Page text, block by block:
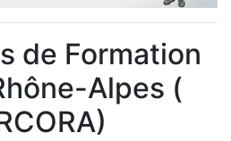
de Formation
Alpes (